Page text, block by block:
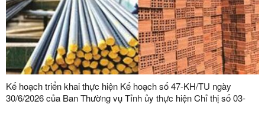
Kế hoạch triển khai thực hiện Kế hoạch số 47-KH/TU ngày
30/6/2026 của Ban Thường vụ Tỉnh ủy thực hiện Chỉ thị số 03-